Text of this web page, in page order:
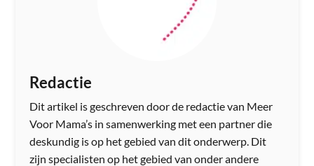
Redactie
Dit artikel is geschreven door de redactie van Meer
Voor Mama’s in samenwerking met een partner die
deskundig is op het gebied van dit onderwerp. Dit
zijn specialisten op het gebied van onder andere